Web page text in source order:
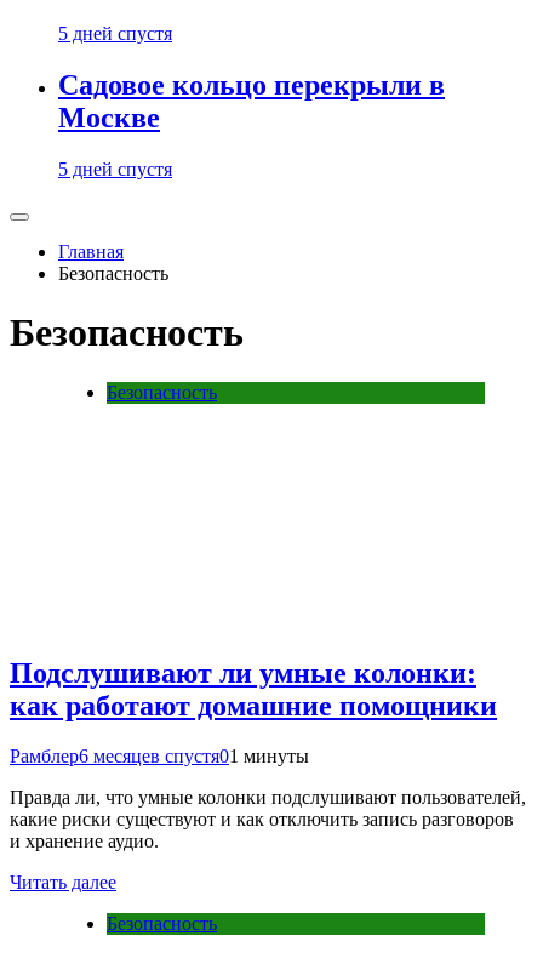
5 дней спустя
Садовое кольцо перекрыли в
Москве
5 дней спустя
Главная
Безопасность
Безопасность
Безопасность
Подслушивают ли умные колонки:
как работают домашние помощники
Рамблер6 месяцев спустя01 минуты
Правда ли, что умные колонки подслушивают пользователей,
какие риски существуют и как отключить запись разговоров
и хранение аудио.
Читать далее
Безопасность